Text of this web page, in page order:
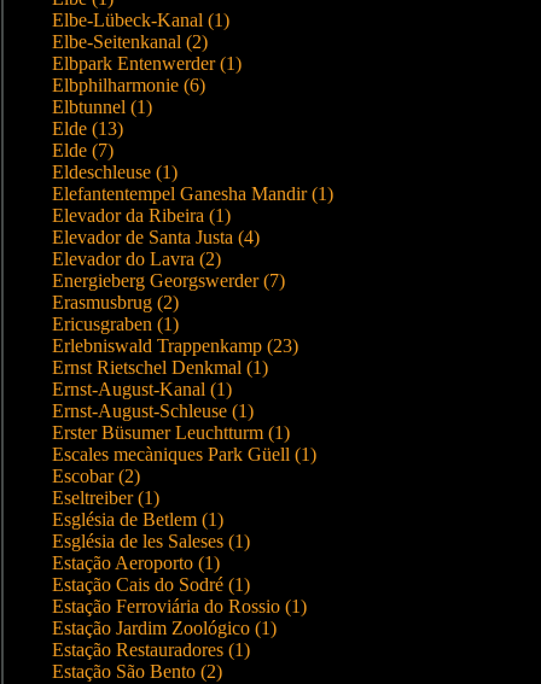
Elbe-Lübeck-Kanal (1)
Elbe-Seitenkanal (2)
Elbpark Entenwerder (1)
Elbphilharmonie (6)
Elbtunnel (1)
Elde (13)
Elde (7)
Eldeschleuse (1)
Elefantentempel Ganesha Mandir (1)
Elevador da Ribeira (1)
Elevador de Santa Justa (4)
Elevador do Lavra (2)
Energieberg Georgswerder (7)
Erasmusbrug (2)
Ericusgraben (1)
Erlebniswald Trappenkamp (23)
Ernst Rietschel Denkmal (1)
Ernst-August-Kanal (1)
Ernst-August-Schleuse (1)
Erster Büsumer Leuchtturm (1)
Escales mecàniques Park Güell (1)
Escobar (2)
Eseltreiber (1)
Església de Betlem (1)
Església de les Saleses (1)
Estação Aeroporto (1)
Estação Cais do Sodré (1)
Estação Ferroviária do Rossio (1)
Estação Jardim Zoológico (1)
Estação Restauradores (1)
Estação São Bento (2)